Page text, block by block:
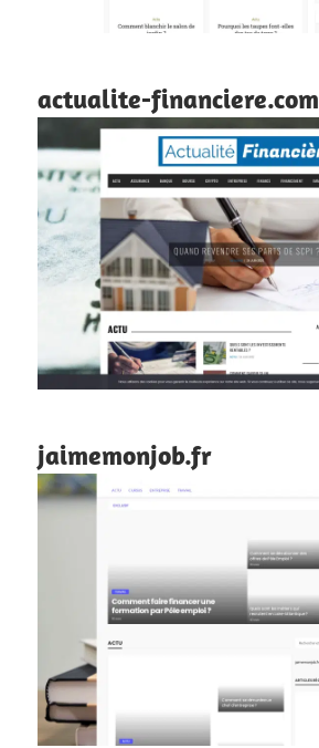
actualite-financiere.com
jaimemonjob.fr